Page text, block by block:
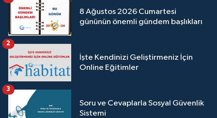
8 Ağustos 2026 Cumartesi
gününün önemli gündem başlıkları
İşte Kendinizi Geliştirmeniz İçin
Online Eğitimler
2
Soru ve Cevaplarla Sosyal Güvenlik
Sistemi
3